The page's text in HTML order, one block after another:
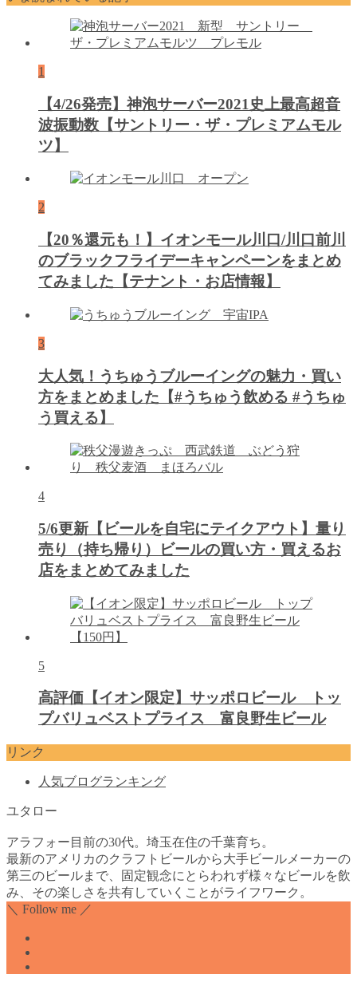
1
【4/26発売】神泡サーバー2021史上最高超音
波振動数【サントリー・ザ・プレミアムモル
ツ】
2
【20％還元も！】イオンモール川口/川口前川
のブラックフライデーキャンペーンをまとめ
てみました【テナント・お店情報】
3
大人気！うちゅうブルーイングの魅力・買い
方をまとめました【#うちゅう飲める #うちゅ
う買える】
4
5/6更新【ビールを自宅にテイクアウト】量り
売り（持ち帰り）ビールの買い方・買えるお
店をまとめてみました
5
高評価【イオン限定】サッポロビール トッ
プバリュベストプライス 富良野生ビール
リンク
人気ブログランキング
ユタロー
アラフォー目前の30代。埼玉在住の千葉育ち。
最新のアメリカのクラフトビールから大手ビールメーカーの
第三のビールまで、固定観念にとらわれず様々なビールを飲
み、その楽しさを共有していくことがライフワーク。
＼ Follow me ／